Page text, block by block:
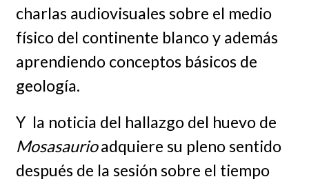
charlas audiovisuales sobre el medio
físico del continente blanco y además
aprendiendo conceptos básicos de
geología.
Y la noticia del hallazgo del huevo de
Mosasaurioadquiere su pleno sentido
después de la sesión sobre el tiempo